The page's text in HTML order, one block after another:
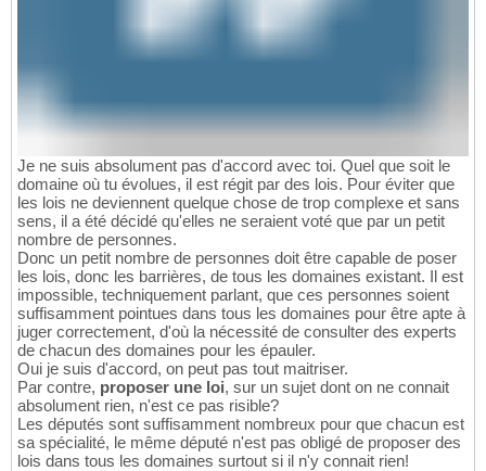
Je ne suis absolument pas d'accord avec toi. Quel que soit le
domaine où tu évolues, il est régit par des lois. Pour éviter que
les lois ne deviennent quelque chose de trop complexe et sans
sens, il a été décidé qu'elles ne seraient voté que par un petit
nombre de personnes.
Donc un petit nombre de personnes doit être capable de poser
les lois, donc les barrières, de tous les domaines existant. Il est
impossible, techniquement parlant, que ces personnes soient
suffisamment pointues dans tous les domaines pour être apte à
juger correctement, d'où la nécessité de consulter des experts
de chacun des domaines pour les épauler.
Oui je suis d'accord, on peut pas tout maitriser.
Par contre, proposer une loi, sur un sujet dont on ne connait
absolument rien, n'est ce pas risible?
Les députés sont suffisamment nombreux pour que chacun est
sa spécialité, le même député n'est pas obligé de proposer des
lois dans tous les domaines surtout si il n'y connait rien!